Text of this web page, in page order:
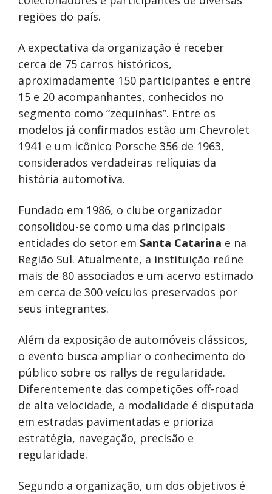
regiões do país.
A expectativa da organização é receber
cerca de 75 carros históricos,
aproximadamente 150 participantes e entre
15 e 20 acompanhantes, conhecidos no
segmento como “zequinhas”. Entre os
modelos já confirmados estão um Chevrolet
1941 e um icônico Porsche 356 de 1963,
considerados verdadeiras relíquias da
história automotiva.
Fundado em 1986, o clube organizador
consolidou-se como uma das principais
entidades do setor em Santa Catarina e na
Região Sul. Atualmente, a instituição reúne
mais de 80 associados e um acervo estimado
em cerca de 300 veículos preservados por
seus integrantes.
Além da exposição de automóveis clássicos,
o evento busca ampliar o conhecimento do
público sobre os rallys de regularidade.
Diferentemente das competições off-road
de alta velocidade, a modalidade é disputada
em estradas pavimentadas e prioriza
estratégia, navegação, precisão e
regularidade.
Segundo a organização, um dos objetivos é